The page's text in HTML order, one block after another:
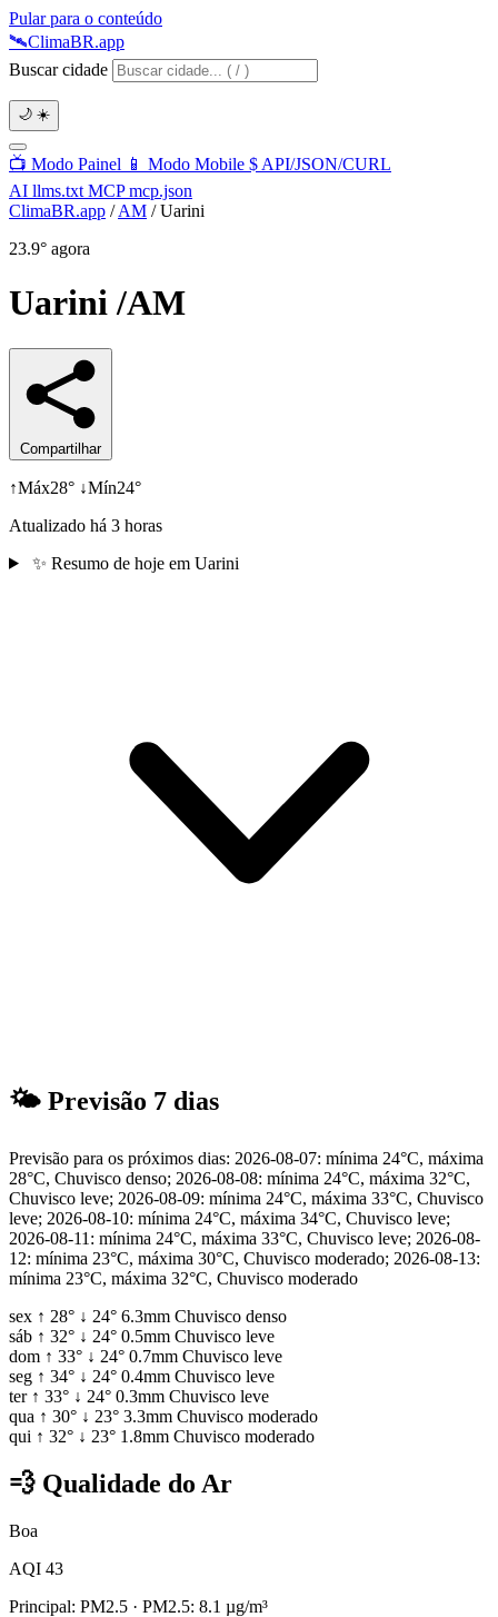
Pular para o conteúdo
🛰️ClimaBR.app
Buscar cidade
🌙 ☀️
📺 Modo Painel 📱 Modo Mobile $ API/JSON/CURL
AI llms.txt MCPmcp.json
ClimaBR.app / AM / Uarini
23.9° agora
Uarini/AM
Compartilhar
↑Máx28° ↓Mín24°
Atualizado há 3 horas
✨ Resumo de hoje em Uarini
🌤 Previsão 7 dias
Previsão para os próximos dias: 2026-08-07: mínima 24°C, máxima
28°C, Chuvisco denso; 2026-08-08: mínima 24°C, máxima 32°C,
Chuvisco leve; 2026-08-09: mínima 24°C, máxima 33°C, Chuvisco
leve; 2026-08-10: mínima 24°C, máxima 34°C, Chuvisco leve;
2026-08-11: mínima 24°C, máxima 33°C, Chuvisco leve; 2026-08-
12: mínima 23°C, máxima 30°C, Chuvisco moderado; 2026-08-13:
mínima 23°C, máxima 32°C, Chuvisco moderado
sex ↑ 28° ↓ 24° 6.3mm Chuvisco denso
sáb ↑ 32° ↓ 24° 0.5mm Chuvisco leve
dom ↑ 33° ↓ 24° 0.7mm Chuvisco leve
seg ↑ 34° ↓ 24° 0.4mm Chuvisco leve
ter ↑ 33° ↓ 24° 0.3mm Chuvisco leve
qua ↑ 30° ↓ 23° 3.3mm Chuvisco moderado
qui ↑ 32° ↓ 23° 1.8mm Chuvisco moderado
💨 Qualidade do Ar
Boa
AQI 43
Principal: PM2.5 · PM2.5: 8.1 µg/m³